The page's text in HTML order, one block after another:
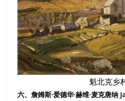
魁北克乡
六、詹姆斯·爱德华·赫维·麦克唐